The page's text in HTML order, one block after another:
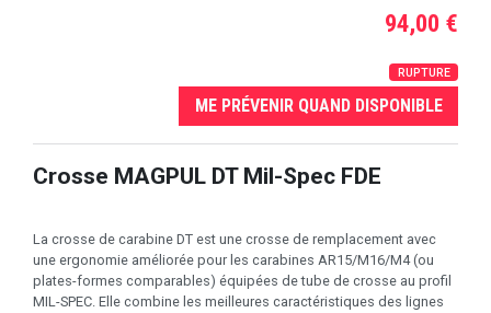
94,00 €
RUPTURE
ME PRÉVENIR QUAND DISPONIBLE
Crosse MAGPUL DT Mil-Spec FDE
La crosse de carabine DT est une crosse de remplacement avec
une ergonomie améliorée pour les carabines AR15/M16/M4 (ou
plates-formes comparables) équipées de tube de crosse au profil
MIL-SPEC. Elle combine les meilleures caractéristiques des lignes